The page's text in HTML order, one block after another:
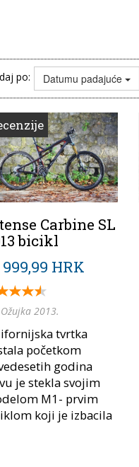
po: Datumu padajuće
Carbine SL
bicikl
999,99 HRK
2013.
tvrtka
početkom
godina
je stekla svojim
M1- prvim
koji je izbacila